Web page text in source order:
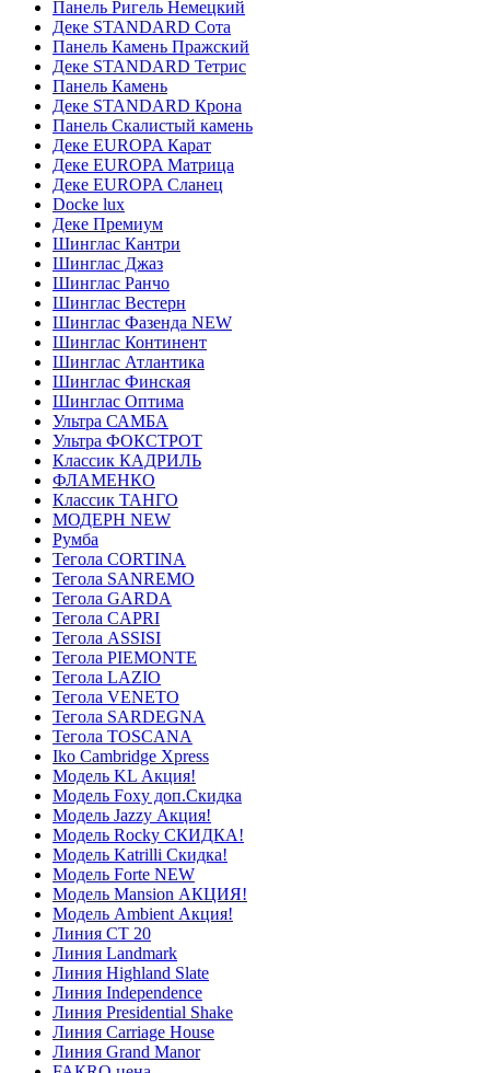
Панель Ригель Немецкий
Деке STANDARD Сота
Панель Камень Пражский
Деке STANDARD Тетрис
Панель Камень
Деке STANDARD Крона
Панель Скалистый камень
Деке EUROPA Карат
Деке EUROPA Матрица
Деке EUROPA Сланец
Docke lux
Деке Премиум
Шинглас Кантри
Шинглас Джаз
Шинглас Ранчо
Шинглас Вестерн
Шинглас Фазенда NEW
Шинглас Континент
Шинглас Атлантика
Шинглас Финская
Шинглас Оптима
Ультра САМБА
Ультра ФОКСТРОТ
Классик КАДРИЛЬ
ФЛАМЕНКО
Классик ТАНГО
МОДЕРН NEW
Румба
Тегола CORTINA
Тегола SANREMO
Тегола GARDA
Тегола CAPRI
Тегола ASSISI
Тегола PIEMONTE
Тегола LAZIO
Тегола VENETO
Тегола SARDEGNA
Тегола TOSCANA
Iko Cambridge Xpress
Модель KL Акция!
Модель Foxy доп.Скидка
Модель Jazzy Акция!
Модель Rocky СКИДКА!
Модель Katrilli Скидка!
Модель Forte NEW
Модель Mansion АКЦИЯ!
Модель Ambient Акция!
Линия СТ 20
Линия Landmark
Линия Highland Slate
Линия Independence
Линия Presidential Shake
Линия Carriage House
Линия Grand Manor